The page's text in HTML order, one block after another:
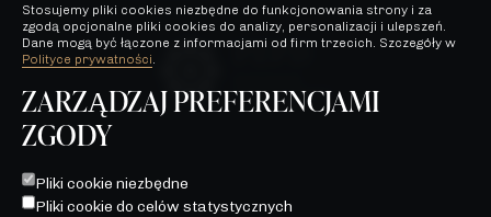
WSZELKIE PREZENTOWANE NA STRONIE MATERIAŁY MAJĄ
JEDYNIE CHARAKTER POGLĄDOWY I STANOWIĄ JEDYNIE
ZAPROSZENIE DO ZAWARCIA UMOWY, O KTÓREJ MOWA W
Stosujemy pliki cookies niezbędne do funkcjonowania strony i za
zgodą opcjonalne pliki cookies do analizy, personalizacji i ulepszeń.
Dane mogą być łączone z informacjami od firm trzecich. Szczegóły w
Polityce prywatności
ZARZĄDZAJ PREFERENCJAMI
ZGODY
Pliki cookie niezbędne
Pliki cookie do celów statystycznych